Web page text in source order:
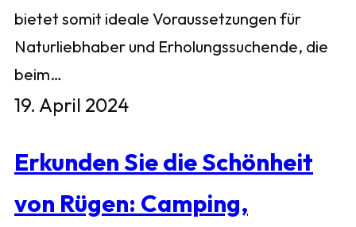
bietet somit ideale Voraussetzungen für
Naturliebhaber und Erholungssuchende, die
beim…
19. April 2024
Erkunden Sie die Schönheit
von Rügen: Camping,